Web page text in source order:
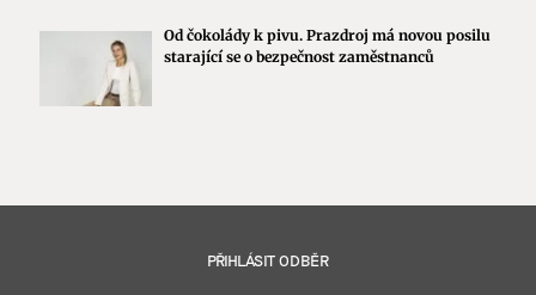
Od čokolády k pivu. Prazdroj má novou posilu
starající se o bezpečnost zaměstnanců
PŘIHLÁSIT ODBĚR